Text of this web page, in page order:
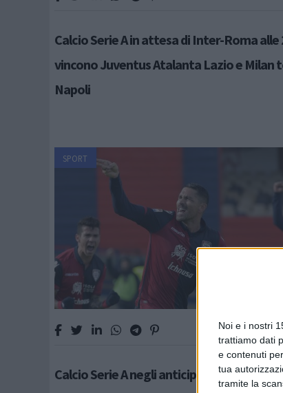
Noi e i nostri
trattiamo dati
e contenuti
tua
tramite la
Calcio Serie A in attesa di Inter-Roma alle
vincono Juventus Atalanta Lazio e Milan
Napoli
SPORT
Calcio Serie A negli anticipi del Sabato